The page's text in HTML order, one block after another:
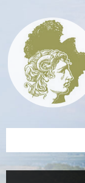
content
sidebar
sidebar
footer